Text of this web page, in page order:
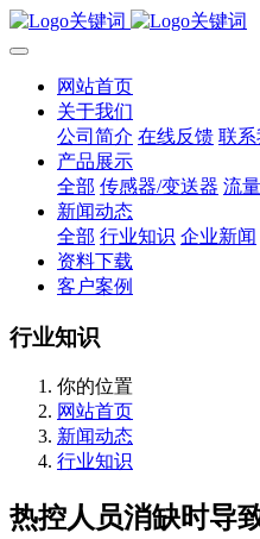
网站首页
关于我们
公司简介 在线反馈 联系
产品展示
全部 传感器/变送器 流
新闻动态
全部 行业知识 企业新闻
资料下载
客户案例
行业知识
你的位置
网站首页
新闻动态
行业知识
热控人员消缺时导